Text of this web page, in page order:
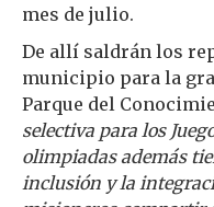
mes de julio.
De allí saldrán los
municipio para la
Parque del
selectiva para los
olimpiadas además
inclusión y la